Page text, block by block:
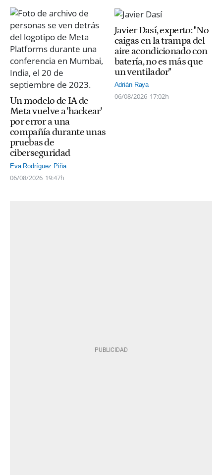
Un modelo de IA de
Meta vuelve a 'hackear'
por error a una
compañía durante unas
pruebas de
ciberseguridad
Eva Rodríguez Piña
06/08/2026 19:47h
Javier Dasí, experto: "No
caigas en la trampa del
aire acondicionado con
batería, no es más que
un ventilador"
Adrián Raya
06/08/2026 17:02h